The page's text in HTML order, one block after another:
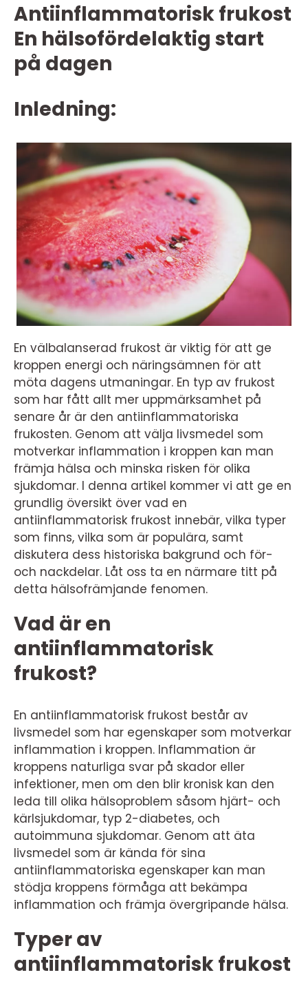
Antiinflammatorisk frukost
En hälsofördelaktig start
på dagen
Inledning:
En välbalanserad frukost är viktig för att ge
kroppen energi och näringsämnen för att
möta dagens utmaningar. En typ av frukost
som har fått allt mer uppmärksamhet på
senare år är den antiinflammatoriska
frukosten. Genom att välja livsmedel som
motverkar inflammation i kroppen kan man
främja hälsa och minska risken för olika
sjukdomar. I denna artikel kommer vi att ge en
grundlig översikt över vad en
antiinflammatorisk frukost innebär, vilka typer
som finns, vilka som är populära, samt
diskutera dess historiska bakgrund och för-
och nackdelar. Låt oss ta en närmare titt på
detta hälsofrämjande fenomen.
Vad är en
antiinflammatorisk
frukost?
En antiinflammatorisk frukost består av
livsmedel som har egenskaper som motverkar
inflammation i kroppen. Inflammation är
kroppens naturliga svar på skador eller
infektioner, men om den blir kronisk kan den
leda till olika hälsoproblem såsom hjärt- och
kärlsjukdomar, typ 2-diabetes, och
autoimmuna sjukdomar. Genom att äta
livsmedel som är kända för sina
antiinflammatoriska egenskaper kan man
stödja kroppens förmåga att bekämpa
inflammation och främja övergripande hälsa.
Typer av
antiinflammatorisk frukost